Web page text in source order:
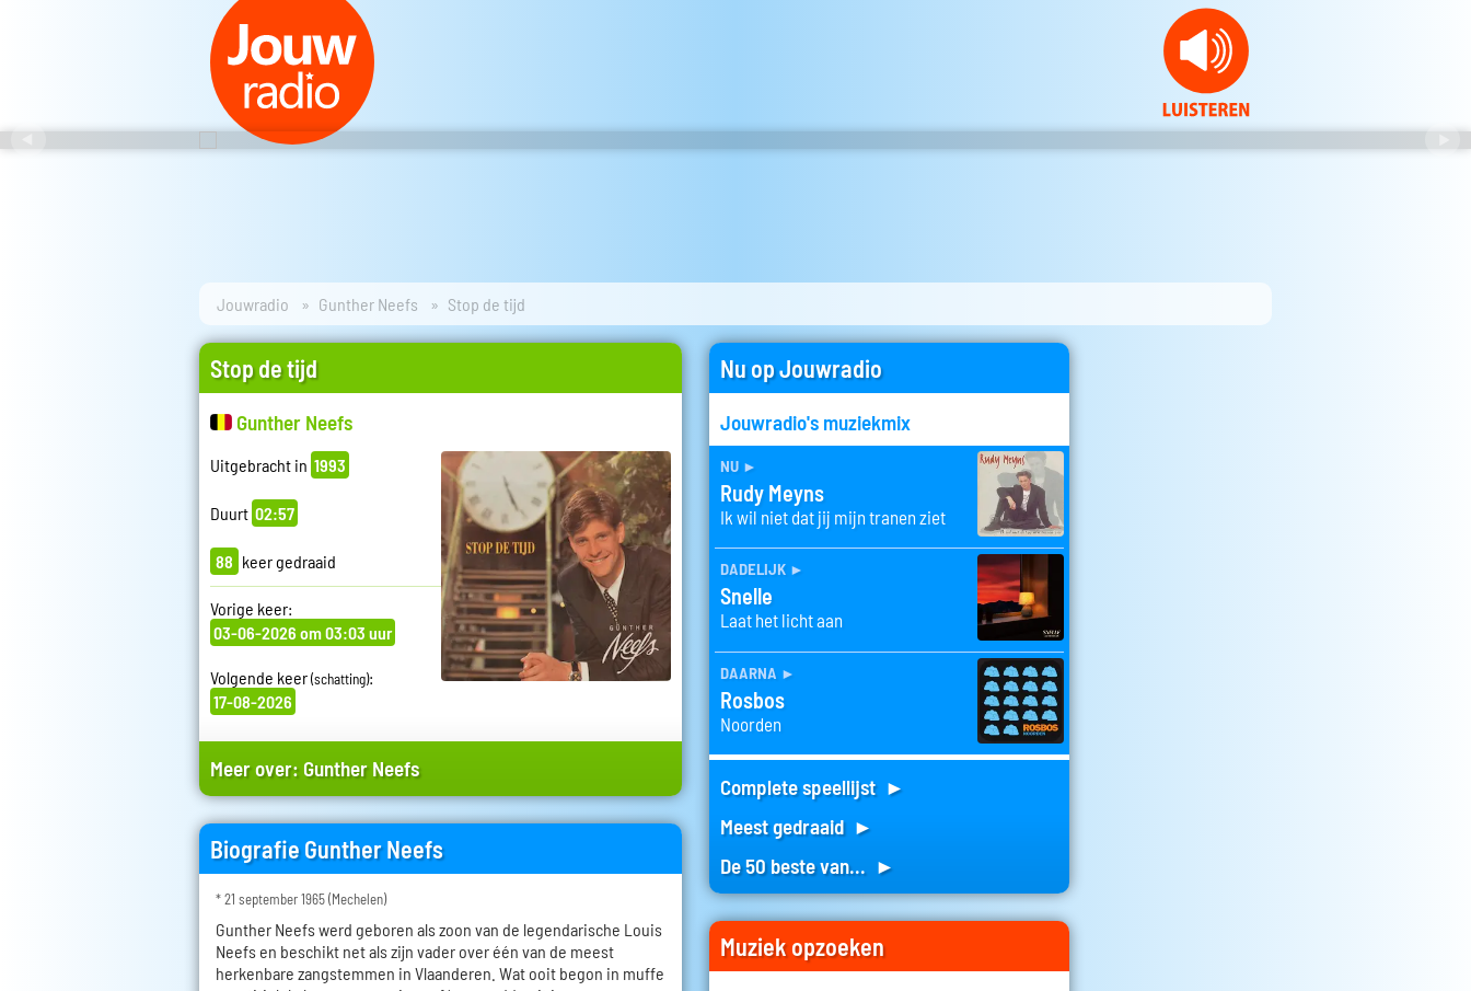
Jouwradio Gunther Neefs Stop de tijd
Stop de tijd
Gunther Neefs
Uitgebracht in 1993
Duurt 02:57
88 keer gedraaid
Vorige keer:
03-06-2026 om 03:03 uur
Volgende keer(schatting):
17-08-2026
Meer over: Gunther Neefs
Biografie Gunther Neefs
* 21 september 1965 (Mechelen)
Gunther Neefs werd geboren als zoon van de legendarische Louis
Neefs en beschikt net als zijn vader over één van de meest
herkenbare zangstemmen in Vlaanderen. Wat ooit begon in muffe
Nu op Jouwradio
Jouwradio's muziekmix
nu ►
Rudy Meyns
Ik wil niet dat jij mijn tranen ziet
dadelijk ►
Snelle
Laat het licht aan
daarna ►
Rosbos
Noorden
Complete speellijst ►
Meest gedraaid ►
De 50 beste van... ►
Muziek opzoeken